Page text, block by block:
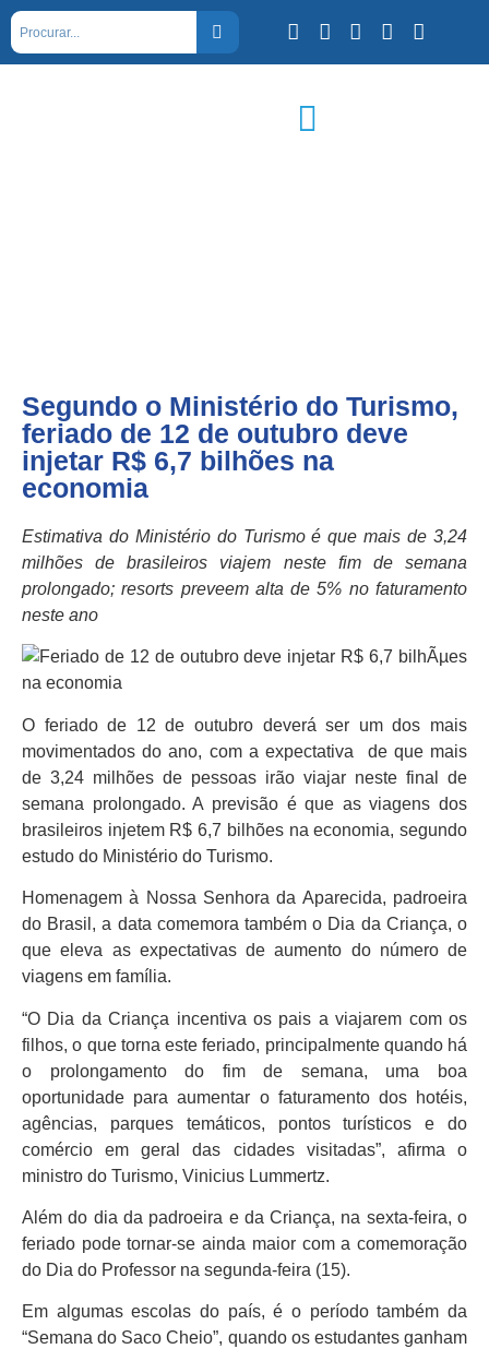
Segundo o Ministério do Turismo,
feriado de 12 de outubro deve
injetar R$ 6,7 bilhões na
economia
Estimativa do Ministério do Turismo é que mais de 3,24
milhões de brasileiros viajem neste fim de semana
prolongado; resorts preveem alta de 5% no faturamento
neste ano
O feriado de 12 de outubro deverá ser um dos mais
movimentados do ano, com a expectativa de que mais
de 3,24 milhões de pessoas irão viajar neste final de
semana prolongado. A previsão é que as viagens dos
brasileiros injetem R$ 6,7 bilhões na economia, segundo
estudo do Ministério do Turismo.
Homenagem à Nossa Senhora da Aparecida, padroeira
do Brasil, a data comemora também o Dia da Criança, o
que eleva as expectativas de aumento do número de
viagens em família.
“O Dia da Criança incentiva os pais a viajarem com os
filhos, o que torna este feriado, principalmente quando há
o prolongamento do fim de semana, uma boa
oportunidade para aumentar o faturamento dos hotéis,
agências, parques temáticos, pontos turísticos e do
comércio em geral das cidades visitadas”, afirma o
ministro do Turismo, Vinicius Lummertz.
Além do dia da padroeira e da Criança, na sexta-feira, o
feriado pode tornar-se ainda maior com a comemoração
do Dia do Professor na segunda-feira (15).
Em algumas escolas do país, é o período também da
“Semana do Saco Cheio”, quando os estudantes ganham